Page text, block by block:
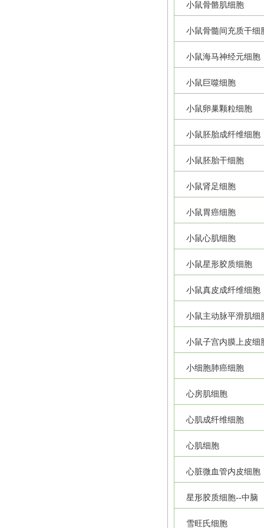
小鼠骨骼肌细胞
小鼠骨髓间充质干细
小鼠海马神经元细胞
小鼠巨噬细胞
小鼠卵巢颗粒细胞
小鼠胚胎成纤维细胞
小鼠胚胎干细胞
小鼠肾足细胞
小鼠胃癌细胞
小鼠心肌细胞
小鼠星形胶质细胞
小鼠真皮成纤维细胞
小鼠主动脉平滑肌细
小鼠子宫内膜上皮细
小细胞肺癌细胞
心房肌细胞
心肌成纤维细胞
心肌细胞
心脏微血管内皮细胞
星形胶质细胞--中脑
雪旺氏细胞